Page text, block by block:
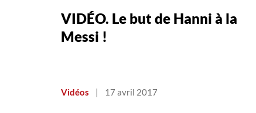
VIDÉO. Le but de Hanni à la
Messi !
Vidéos | 17 avril 2017